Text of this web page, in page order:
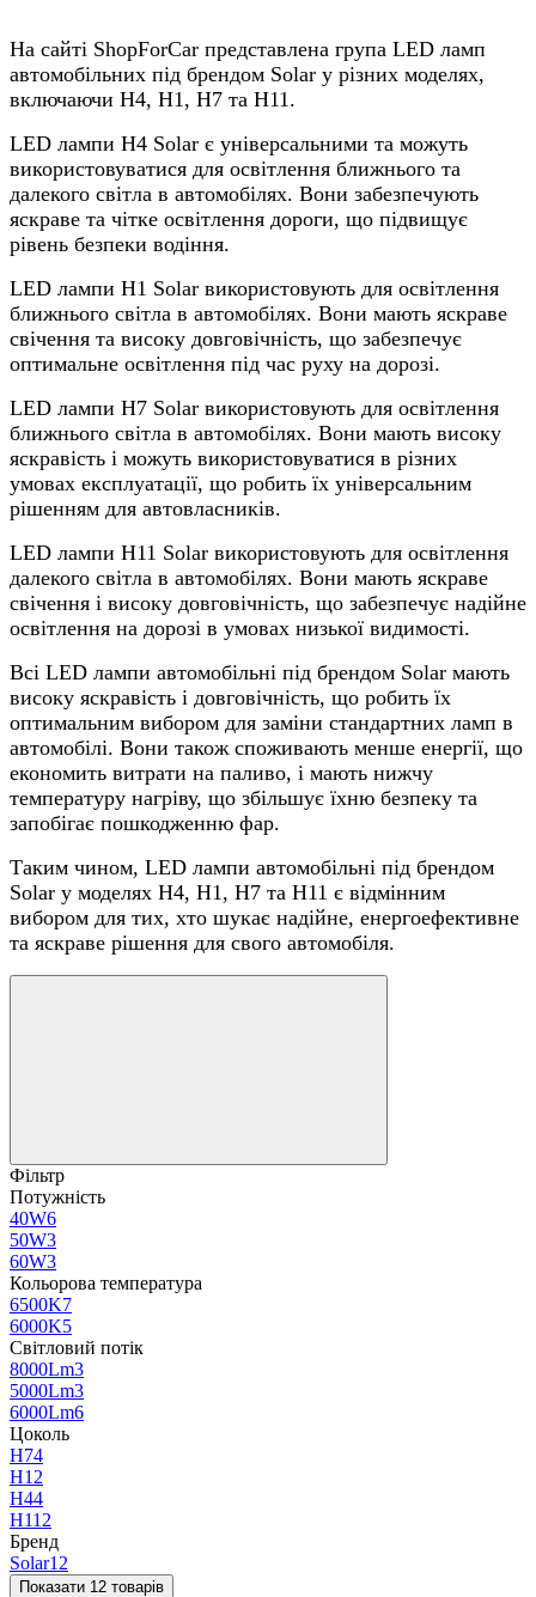
На сайті ShopForCar представлена група LED ламп
автомобільних під брендом Solar у різних моделях,
включаючи H4, H1, H7 та H11.
LED лампи H4 Solar є універсальними та можуть
використовуватися для освітлення ближнього та
далекого світла в автомобілях. Вони забезпечують
яскраве та чітке освітлення дороги, що підвищує
рівень безпеки водіння.
LED лампи H1 Solar використовують для освітлення
ближнього світла в автомобілях. Вони мають яскраве
свічення та високу довговічність, що забезпечує
оптимальне освітлення під час руху на дорозі.
LED лампи H7 Solar використовують для освітлення
ближнього світла в автомобілях. Вони мають високу
яскравість і можуть використовуватися в різних
умовах експлуатації, що робить їх універсальним
рішенням для автовласників.
LED лампи H11 Solar використовують для освітлення
далекого світла в автомобілях. Вони мають яскраве
свічення і високу довговічність, що забезпечує надійне
освітлення на дорозі в умовах низької видимості.
Всі LED лампи автомобільні під брендом Solar мають
високу яскравість і довговічність, що робить їх
оптимальним вибором для заміни стандартних ламп в
автомобілі. Вони також споживають менше енергії, що
економить витрати на паливо, і мають нижчу
температуру нагріву, що збільшує їхню безпеку та
запобігає пошкодженню фар.
Таким чином, LED лампи автомобільні під брендом
Solar у моделях H4, H1, H7 та H11 є відмінним
вибором для тих, хто шукає надійне, енергоефективне
та яскраве рішення для свого автомобіля.
Фільтр
Потужність
40W6
50W3
60W3
Кольорова температура
6500K7
6000K5
Світловий потік
8000Lm3
5000Lm3
6000Lm6
Цоколь
H74
H1 2
H44
H11 2
Бренд
Solar12
Показати 12 товарів